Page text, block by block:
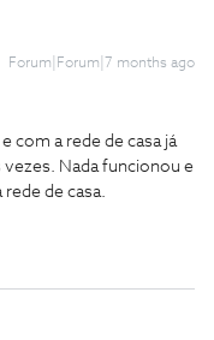
Forum|Forum|7 months ago
com a rede de casa já
Nada funcionou e
de casa.